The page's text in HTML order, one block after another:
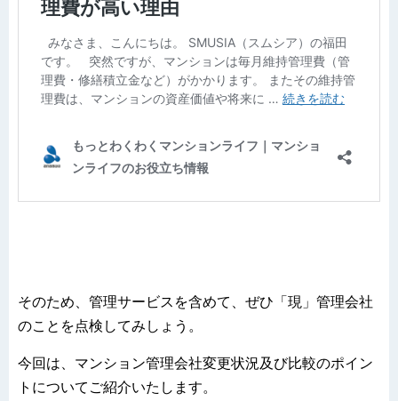
そのため、管理サービスを含めて、ぜひ「現」管理会社
のことを点検してみしょう。
今回は、マンション管理会社変更状況及び比較のポイン
トについてご紹介いたします。